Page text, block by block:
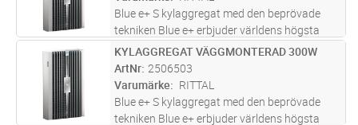
Blue e+ S kylaggregat med den beprövade
tekniken Blue e+ erbjuder världens högsta
energieffektivitet. Samtidigt sänks
koldioxidavtrycket från maskiner och
anläggningar. Nytt utförande med många
smart...läs mer
ST Lägg i kundvagn
KYLAGGREGAT VÄGGMONTERAD 300W
ArtNr 2506503
Varumärke
RITTAL
Blue e+ S kylaggregat med den beprövade
tekniken Blue e+ erbjuder världens högsta